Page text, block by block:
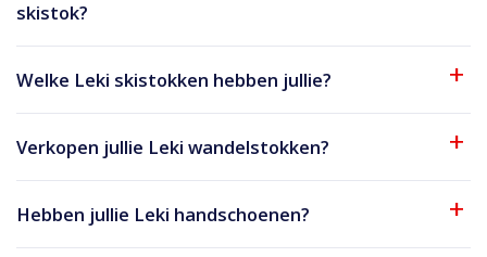
skistok?
Welke Leki skistokken hebben jullie?
Verkopen jullie Leki wandelstokken?
Hebben jullie Leki handschoenen?